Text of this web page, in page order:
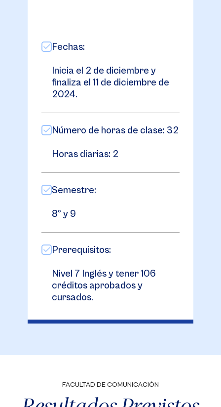
Fechas:
Inicia el 2 de diciembre y
finaliza el 11 de diciembre de
2024.
Número de horas de clase: 32
Horas diarias: 2
Semestre:
8º y 9
Prerequisitos:
Nivel 7 Inglés y tener 106
créditos aprobados y
cursados.
FACULTAD DE COMUNICACIÓN